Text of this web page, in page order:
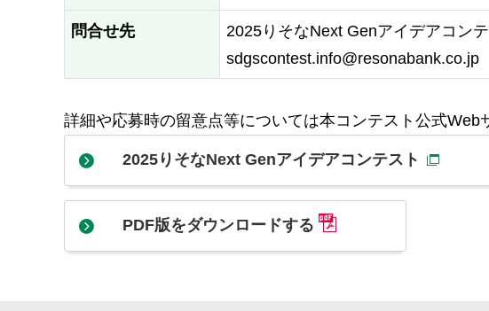
問合せ先
2025りそなNext Genアイデアコン
sdgscontest.info@resonabank.co.jp
詳細や応募時の留意点等については本コンテスト公式Web
2025りそなNext Genアイデアコンテスト
PDF版をダウンロードする